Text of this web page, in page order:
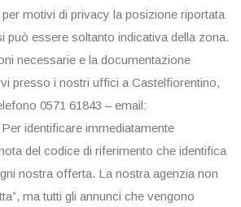
motivi di privacy la posizione riportata
può essere soltanto indicativa della zona.
necessarie e la documentazione
presso i nostri uffici a Castelfiorentino,
0571 61843 – email:
identificare immediatamente
del codice di riferimento che identifica
nostra offerta. La nostra agenzia non
ma tutti gli annunci che vengono